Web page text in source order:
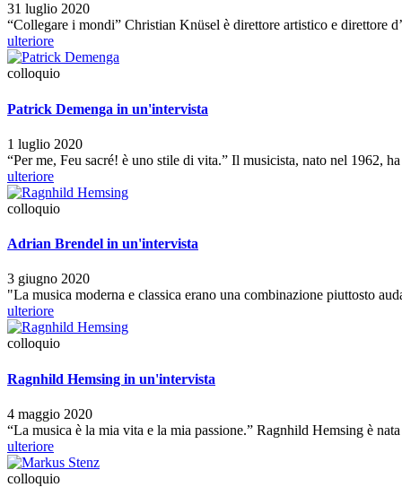
31 luglio 2020
“Collegare i mondi” Christian Knüsel è direttore artistico e direttore
ulteriore
colloquio
Patrick Demenga in un'intervista
1 luglio 2020
“Per me, Feu sacré! è uno stile di vita.” Il musicista, nato nel 1962,
ulteriore
colloquio
Adrian Brendel in un'intervista
3 giugno 2020
"La musica moderna e classica erano una combinazione piuttosto
ulteriore
colloquio
Ragnhild Hemsing in un'intervista
4 maggio 2020
“La musica è la mia vita e la mia passione.” Ragnhild Hemsing è
ulteriore
colloquio